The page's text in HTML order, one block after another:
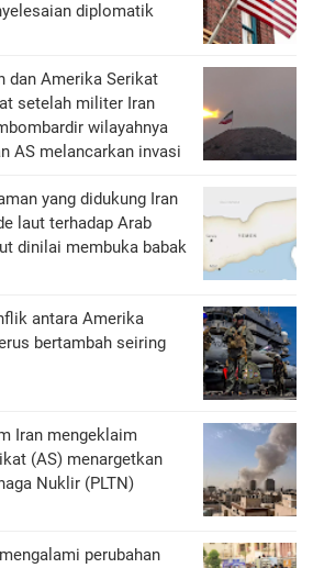
diplomatik
dan Amerika Serikat
setelah militer Iran
wilayahnya
AS melancarkan invasi
yang didukung Iran
laut terhadap Arab
dinilai membuka babak
antara Amerika
bertambah seiring
Iran mengeklaim
(AS) menargetkan
Nuklir (PLTN)
perubahan